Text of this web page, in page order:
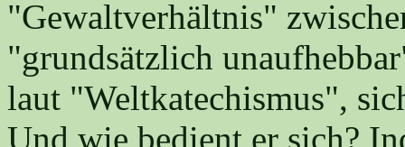
"Gewaltverhältnis"
"grundsätzlich
laut "Weltkatechismus",
Und wie bedient er sich?